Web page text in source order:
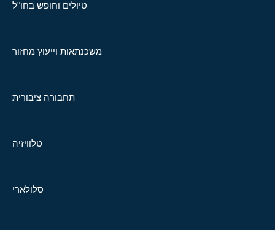
טיולים וחופש בחו"ל
משכנתאות וייעוץ מחזור
תחבורה ציבורית
טלוויזיה
סלולארי